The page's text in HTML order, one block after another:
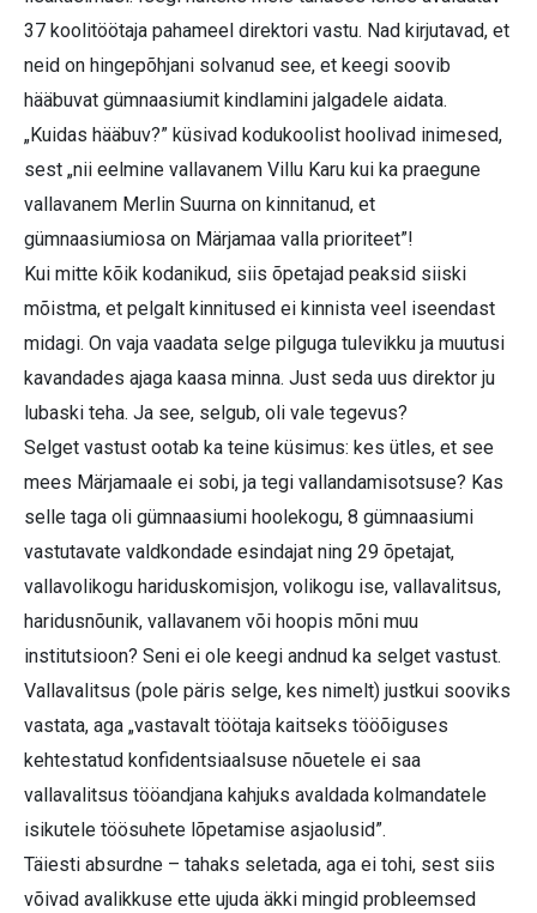
37 koolitöötaja pahameel direktori vastu. Nad kirjutavad, et
neid on hingepõhjani solvanud see, et keegi soovib
hääbuvat gümnaasiumit kindlamini jalgadele aidata.
„Kuidas hääbuv?” küsivad kodukoolist hoolivad inimesed,
sest „nii eelmine vallavanem Villu Karu kui ka praegune
vallavanem Merlin Suurna on kinnitanud, et
gümnaasiumiosa on Märjamaa valla prioriteet”!
Kui mitte kõik kodanikud, siis õpetajad peaksid siiski
mõistma, et pelgalt kinnitused ei kinnista veel iseendast
midagi. On vaja vaadata selge pilguga tulevikku ja muutusi
kavandades ajaga kaasa minna. Just seda uus direktor ju
lubaski teha. Ja see, selgub, oli vale tegevus?
Selget vastust ootab ka teine küsimus: kes ütles, et see
mees Märjamaale ei sobi, ja tegi vallandamisotsuse? Kas
selle taga oli gümnaasiumi hoolekogu, 8 gümnaasiumi
vastutavate valdkondade esindajat ning 29 õpetajat,
vallavolikogu hariduskomisjon, volikogu ise, vallavalitsus,
haridusnõunik, vallavanem või hoopis mõni muu
institutsioon? Seni ei ole keegi andnud ka selget vastust.
Vallavalitsus (pole päris selge, kes nimelt) justkui sooviks
vastata, aga „vastavalt töötaja kaitseks tööõiguses
kehtestatud konfidentsiaalsuse nõuetele ei saa
vallavalitsus tööandjana kahjuks avaldada kolmandatele
isikutele töösuhete lõpetamise asjaolusid”.
Täiesti absurdne – tahaks seletada, aga ei tohi, sest siis
võivad avalikkuse ette ujuda äkki mingid probleemsed